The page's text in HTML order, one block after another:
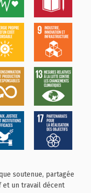
soutenue, partagée
un travail décent